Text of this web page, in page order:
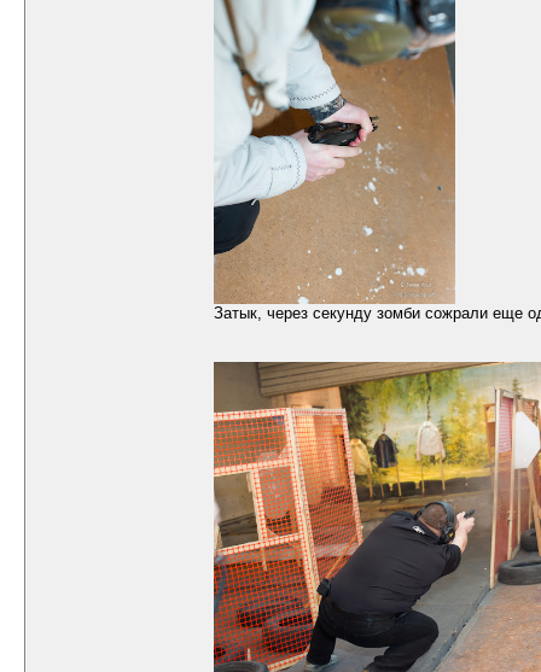
Затык, через секунду зомби сожрали еще